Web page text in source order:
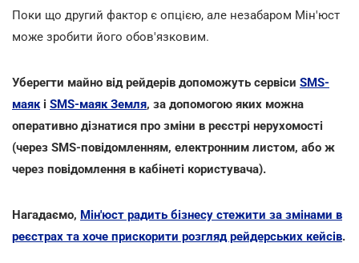
Поки що другий фактор є опцією, але незабаром Мін'юст
може зробити його обов'язковим.
Уберегти майно від рейдерів допоможуть сервіси SMS-
маякі SMS-маяк Земля, за допомогою яких можна
оперативно дізнатися про зміни в реєстрі нерухомості
(через SMS-повідомленням, електронним листом, або ж
через повідомлення в кабінеті користувача).
Нагадаємо, Мін'юст радить бізнесу стежити за змінами в
реєстрах та хоче прискорити розгляд рейдерських кейсів.